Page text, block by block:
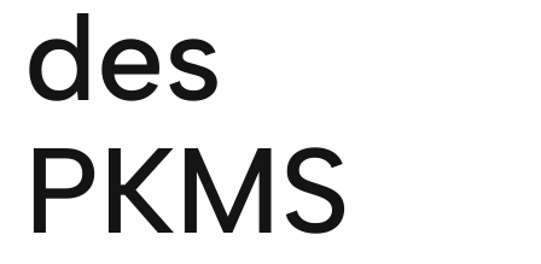
des
PKMS